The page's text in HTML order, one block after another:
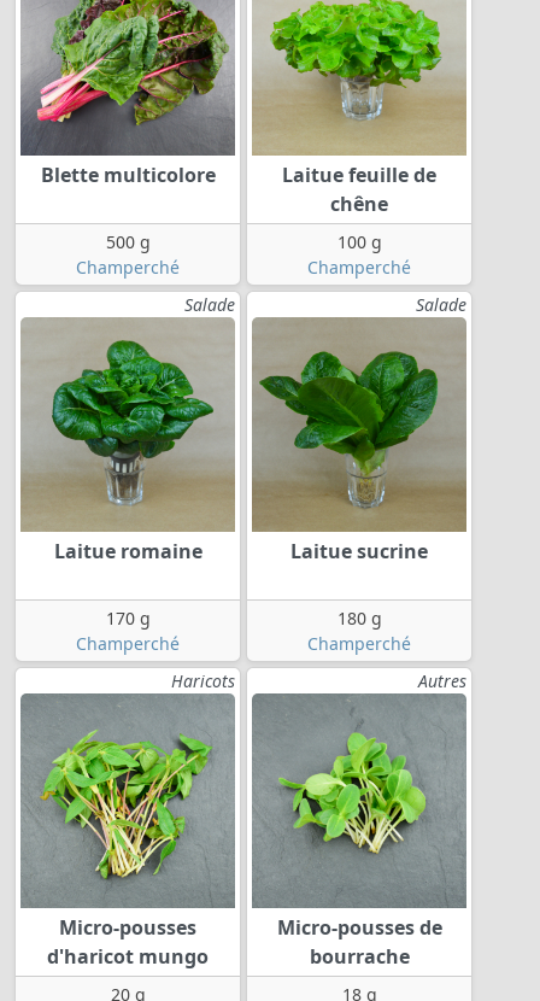
Blette multicolore
500 g
Champerché
Laitue feuille de
chêne
100 g
Champerché
Salade
Laitue romaine
170 g
Champerché
Salade
Laitue sucrine
180 g
Champerché
Haricots
Micro-pousses
d'haricot mungo
20 g
Autres
Micro-pousses de
bourrache
18 g